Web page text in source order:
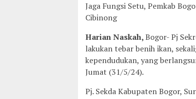
Jaga Fungsi Setu, Pemkab
Cibinong
Harian Naskah,Bogor- Pj
lakukan tebar benih ikan,
kependudukan, yang
Jumat (31/5/24).
Pj. Sekda Kabupaten Bogor,